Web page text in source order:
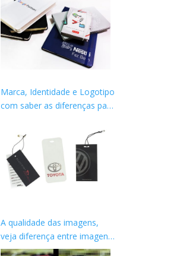
Marca, Identidade e Logotipo
com saber as diferenças para
A qualidade das imagens,
veja diferença entre imagens
de WEB e Impressas